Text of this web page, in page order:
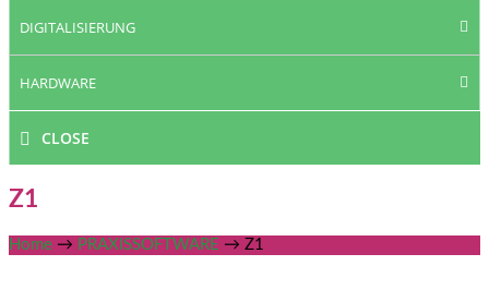
DIGITALISIERUNG
HARDWARE
CLOSE
Z1
Home → PRAXISSOFTWARE → Z1